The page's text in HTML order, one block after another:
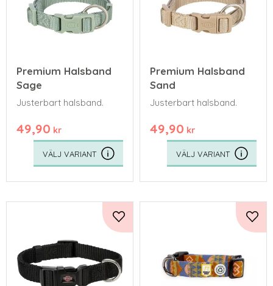
Premium Halsband
Sage
Justerbart halsband.
49,90 kr
Premium Halsband
Sand
Justerbart halsband.
49,90 kr
Lägg till i favoriter